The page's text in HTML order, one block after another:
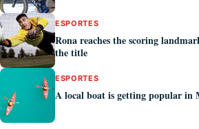
ESPORTES
Rona reaches the scoring
the title
ESPORTES
A local boat is getting popular in